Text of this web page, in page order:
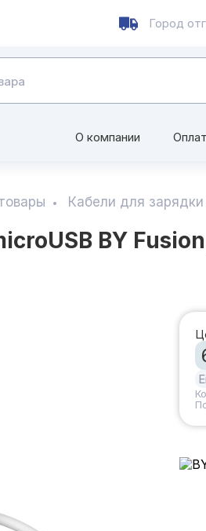
Город
О компании
Кабели для
BY